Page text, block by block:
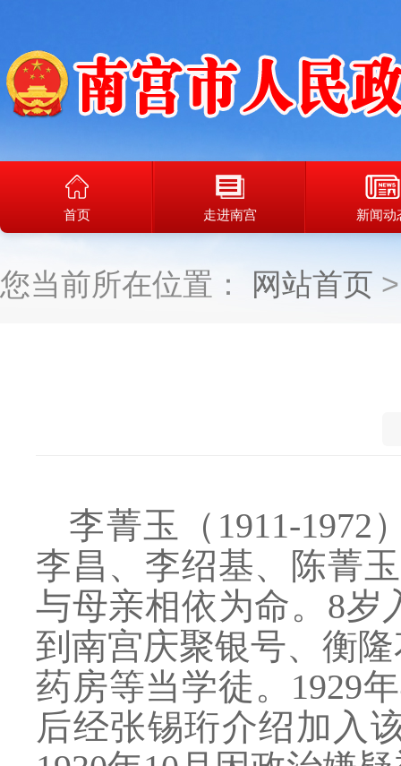
首页 走进南宫 新闻动
您当前所在位置： 网站首页
李菁玉（ 1911-
李昌、李绍基、陈菁
与母亲相依为命。8岁
到南宫庆聚银号、衡
药房等当学徒。1929
后经张锡珩介绍加入